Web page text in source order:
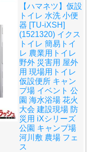
【ハマネツ】仮設
トイレ 水洗 小便
器 [TU-iXSH]
(1521320) イクス
トイレ 簡易トイ
レ 農業用トイレ
野外 災害用 屋外
用 現場用トイレ
仮設便所 キャン
プ場 イベント 公
園 海水浴場 花火
大会 建設現場 防
災用 iXシリーズ
公園 キャンプ場
河川敷 農場 フェ
ス